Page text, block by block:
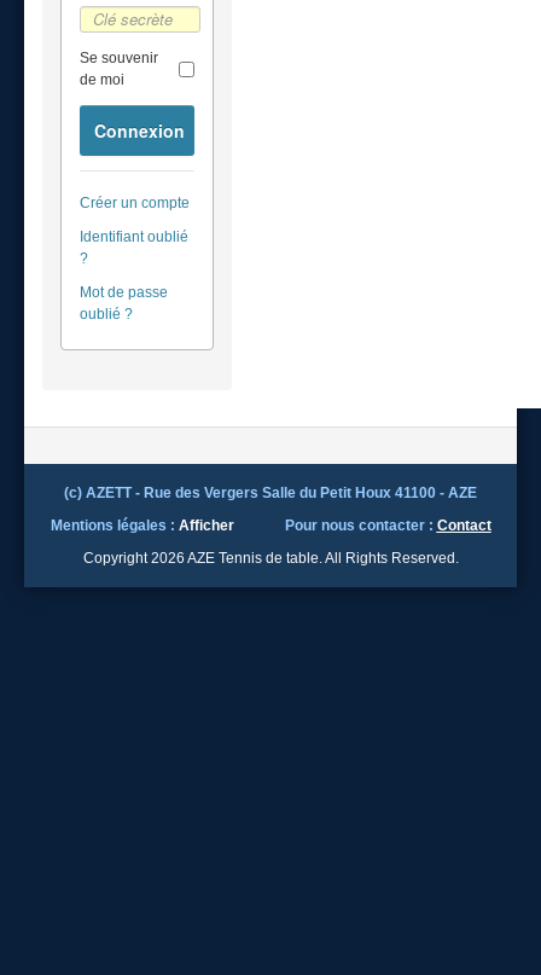
Se souvenir
de moi
Connexion
Créer un compte
Identifiant oublié
?
Mot de passe
oublié ?
(c) AZETT - Rue des Vergers Salle du Petit Houx 41100 - AZE
Mentions légales : Afficher Pour nous contacter : Contact
Copyright 2026 AZE Tennis de table. All Rights Reserved.